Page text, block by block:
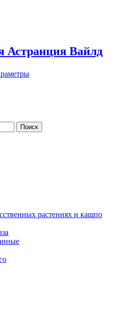
Астранция Вайлд
можно
выбрать
растениях и кашпо